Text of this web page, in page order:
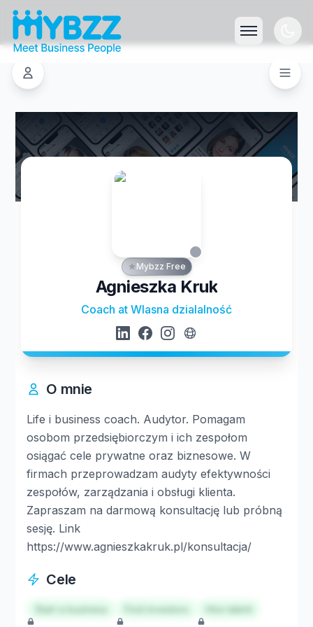
Mybzz Free
Agnieszka Kruk
Coach at Wlasna dzialalność
O mnie
Life i business coach. Audytor. Pomagam
osobom przedsiębiorczym i ich zespołom
osiągać cele prywatne oraz biznesowe. W
firmach przeprowadzam audyty efektywności
zespołów, zarządzania i obsługi klienta.
Zapraszam na darmową konsultację lub próbną
sesję. Link
https://www.agnieszkakruk.pl/konsultacja/
Cele
Start a business Hire talent